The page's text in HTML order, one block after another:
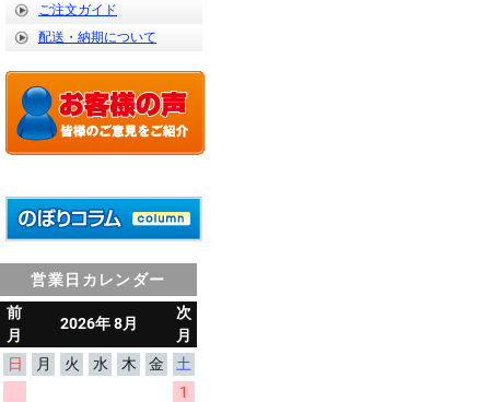
ご注文ガイド
配送・納期について
営業日カレンダー